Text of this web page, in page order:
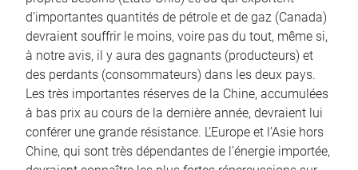
d’importantes quantités de pétrole et de gaz (Canada)
devraient souffrir le moins, voire pas du tout, même si,
à notre avis, il y aura des gagnants (producteurs) et
des perdants (consommateurs) dans les deux pays.
Les très importantes réserves de la Chine, accumulées
à bas prix au cours de la dernière année, devraient lui
conférer une grande résistance. L’Europe et l’Asie hors
Chine, qui sont très dépendantes de l’énergie importée,